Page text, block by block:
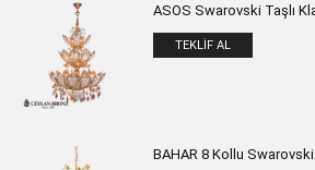
ASOS Swarovski Taşlı
TEKLIF AL
BAHAR 8 Kollu